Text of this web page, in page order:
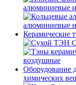
алюминиевые
алюминиевые
Керамические
воздушные
Оборудование
химических